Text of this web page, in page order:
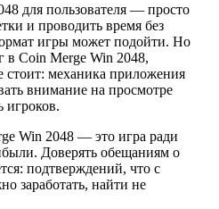
для пользователя — просто
и проводить время без
игры может подойти. Но
в Coin Merge Win 2048,
стоит: механика приложения
внимание на просмотре
игроков.
Win 2048 — это игра ради
Доверять обещаниям о
подтверждений, что с
заработать, найти не